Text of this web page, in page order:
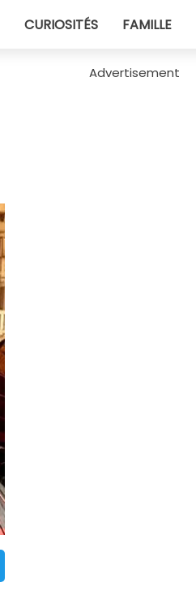
CURIOSITÉS FAMILLE
Advertisement